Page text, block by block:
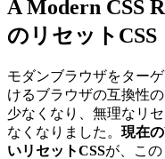
A Modern CSS
のリセットCSS
モダンブラウザをター
けるブラウザの互換性
少なくなり、無理なリ
なくなりました。 現在
いリセットCSSが、この